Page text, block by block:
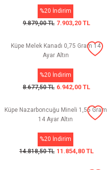
%20 İndirim
9.879,00 TL 7.903,20 TL
Küpe Melek Kanadı 0,75 Gram 14
Ayar Altın
%20 İndirim
8.677,50 TL 6.942,00 TL
Küpe Nazarboncuğu Mineli 1,55 Gram
14 Ayar Altın
%20 İndirim
14.818,50 TL 11.854,80 TL